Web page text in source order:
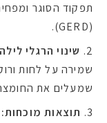
תפקוד הסוגר
(GERD).
שינוי הרגלי
שמירה על לחות
שמעלים את
תוצאות מוכחות: